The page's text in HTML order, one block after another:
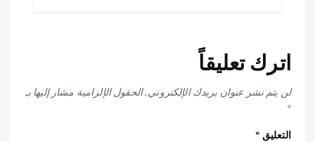
اترك تعليقاً
لن يتم نشر عنوان بريدك الإلكتروني.الحقول الإلزامية مشار إليها بـ
*
التعليق*